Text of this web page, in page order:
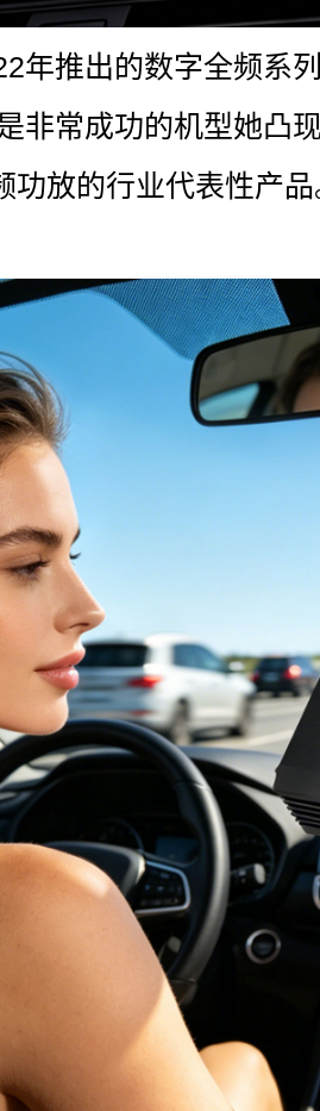
年推出的数字全频系
非常成功的机型她凸
放的行业代表性产品